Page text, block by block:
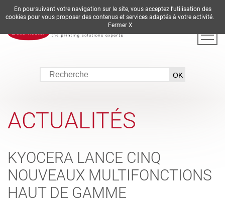
DE EN ES FR IT
ACTUALITÉS
KYOCERA LANCE CINQ
NOUVEAUX MULTIFONCTIONS
HAUT DE GAMME
En poursuivant votre navigation sur le site, vous acceptez l'utilisation des
cookies pour vous proposer des contenus et services adaptés à votre activité.
Fermer X